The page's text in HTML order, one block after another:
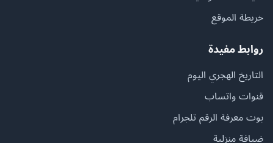
خريطة الموقع
روابط مفيدة
التاريخ الهجري اليوم
قنوات واتساب
بوت معرفة الرقم تلجرام
ضيافة منزلية